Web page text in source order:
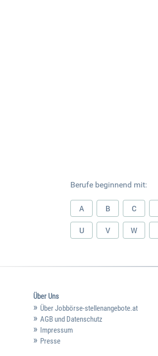
Berufe beginnend mit:
A B C
U V W
Über Uns
Über Jobbörse-stellenangebote.at
AGB und Datenschutz
Impressum
Presse